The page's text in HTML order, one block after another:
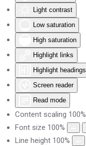
Light contrast
Low saturation
High saturation
Highlight links
Highlight headings
Screen reader
Read mode
Content scaling 100%
Font size 100%
Line height 100%